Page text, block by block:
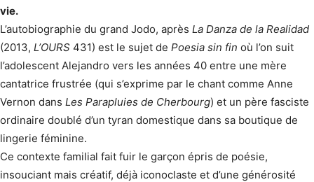
vie.
L’autobiographie du grand Jodo, après La Danza de la Realidad
(2013, L’OURS 431) est le sujet de Poesia sin fin où l’on suit
l’adolescent Alejandro vers les années 40 entre une mère
cantatrice frustrée (qui s’exprime par le chant comme Anne
Vernon dans Les Parapluies de Cherbourg) et un père fasciste
ordinaire doublé d’un tyran domestique dans sa boutique de
lingerie féminine.
Ce contexte familial fait fuir le garçon épris de poésie,
insouciant mais créatif, déjà iconoclaste et d’une générosité